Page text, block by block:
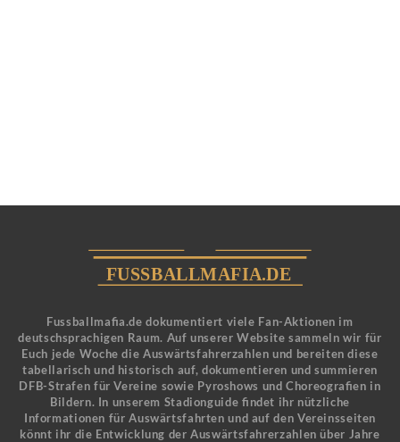
Fussballmafia.de dokumentiert viele Fan-Aktionen im
deutschsprachigen Raum. Auf unserer Website sammeln wir für
Euch jede Woche die Auswärtsfahrerzahlen und bereiten diese
tabellarisch und historisch auf, dokumentieren und summieren
DFB-Strafen für Vereine sowie Pyroshows und Choreografien in
Bildern. In unserem Stadionguide findet ihr nützliche
Informationen für Auswärtsfahrten und auf den Vereinsseiten
könnt ihr die Entwicklung der Auswärtsfahrerzahlen über Jahre